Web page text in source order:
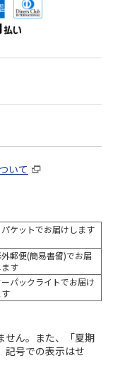
いて
パケットでお届けします
郵便(簡易書留)でお届
す
ーパックライトでお届け
す
せん。また、「夏期
記号での表示はせ